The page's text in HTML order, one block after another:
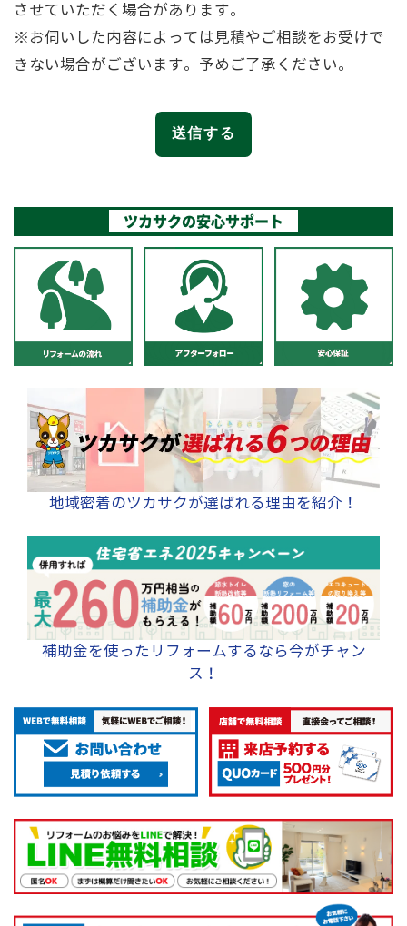
させていただく場合があります。
※お伺いした内容によっては見積やご相談をお受けで
きない場合がございます。予めご了承ください。
ツカサクの安心サポート
地域密着のツカサクが選ばれる理由を紹介！
補助金を使ったリフォームするなら今がチャン
ス！